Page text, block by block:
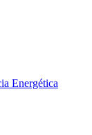
Energética